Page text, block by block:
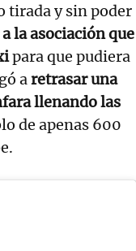
tirada y sin poder
la asociación que
para que pudiera
aretrasar una
llenando las
de apenas 600